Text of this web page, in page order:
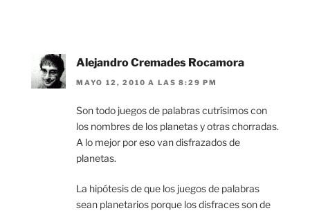
Alejandro Cremades Rocamora
MAYO 12, 2010 A LAS 8:29 PM
Son todo juegos de palabras cutrísimos con
los nombres de los planetas y otras chorradas.
A lo mejor por eso van disfrazados de
planetas.
La hipótesis de que los juegos de palabras
sean planetarios porque los disfraces son de